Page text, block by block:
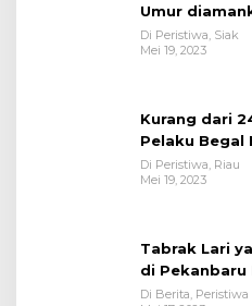
Umur
Polsek
Di Peristiwa, Siak
Mei 19, 2023
Kurang dari
Pelaku Begal
Satreskrim
Di Peristiwa, Riau
Mei 19, 2023
Tabrak Lari
di
Di Berita, Peristiwa